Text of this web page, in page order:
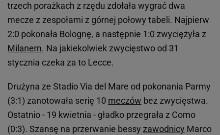
trzech porażkach z rzędu zdołała wygrać dwa
mecze z zespołami z górnej połowy tabeli. Najpierw
2:0 pokonała Bolognę, a następnie 1:0 zwyciężyła z
Milanem. Na jakiekolwiek zwycięstwo od 31
stycznia czeka za to Lecce.
Drużyna ze Stadio Via del Mare od pokonania Parmy
(3:1) zanotowała serię 10 meczów bez zwycięstwa.
Ostatnio - 19 kwietnia - gładko przegrała z Como
(0:3). Szansę na przerwanie bessy zawodnicy Marco